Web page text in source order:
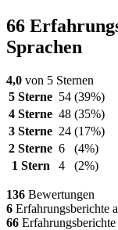
66
Sprachen
4,0 von 5 Sternen
5 Sterne 54 (39%)
4 Sterne 48 (35%)
3 Sterne 24 (17%)
2 Sterne 6
(4%)
1 Stern
4 (2%)
136 Bewertungen
6 Erfahrungsberichte
66